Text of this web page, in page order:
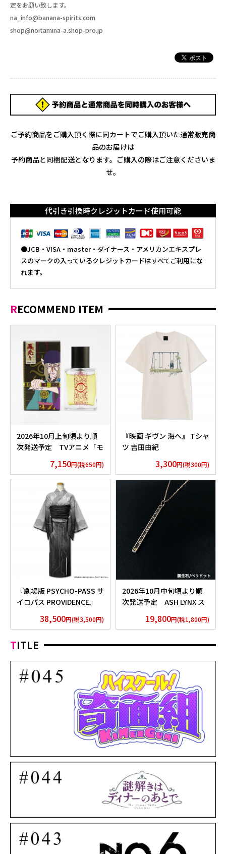
定をお願い致します。
na_info@banana-spirits.com
shop@noitamina-a.shop-pro.jp
ご予約商品をご購入頂く際に同カートでご購入頂いた通常販売商
品のお届けは
予約商品と同梱配送となります。ご購入の際はご注意くださいま
せ。
代引き引換時クレジットカード使用可能
●JCB・VISA・master・ダイナース・アメリカンエキスプレ
スのマークの入っているクレジットカードはすべてご利用にな
れます。
RECOMMEND ITEM
2026年10月上旬頃より順
次発送予定 TVアニメ「モ
7,150円(税650円)
『映画 ギヴン 海へ』 Tシャ
ツ 吉田由紀
3,300円(税300円)
『劇場版 PSYCHO-PASS サ
イコパス PROVIDENCE』
38,500円(税3,500円)
2026年10月中旬頃より順
次発送予定 ASH LYNX ス
Silver925×Peridot ver.
19,800円(税1,800円)
TITLE